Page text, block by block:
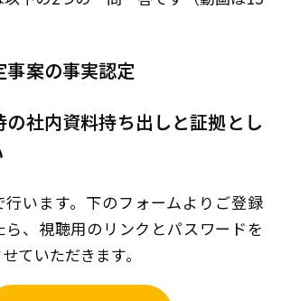
事案の事実認定
の社内資料持ち出しと証拠とし
います。下のフォームよりご登録
ら、視聴用のリンクとパスワードを
ていただきます。